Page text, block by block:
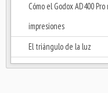
Cómo el Godox AD400
impresiones
El triángulo de la luz